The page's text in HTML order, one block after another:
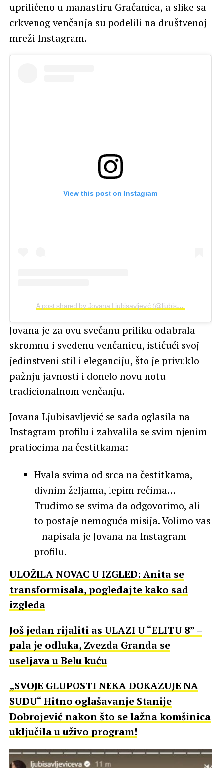
upriličeno u manastiru Gračanica, a slike sa
crkvenog venčanja su podelili na društvenoj
mreži Instagram.
View this post on Instagram
A post shared by Jovana Ljubisavljević (@ljubisavljeviceva)
Jovana je za ovu svečanu priliku odabrala
skromnu i svedenu venčanicu, ističući svoj
jedinstveni stil i eleganciju, što je privuklo
pažnju javnosti i donelo novu notu
tradicionalnom venčanju.
Jovana Ljubisavljević se sada oglasila na
Instagram profilu i zahvalila se svim njenim
pratiocima na čestitkama:
Hvala svima od srca na čestitkama,
divnim željama, lepim rečima…
Trudimo se svima da odgovorimo, ali
to postaje nemoguća misija. Volimo vas
– napisala je Jovana na Instagram
profilu.
ULOŽILA NOVAC U IZGLED: Anita se
transformisala, pogledajte kako sad
izgleda
Još jedan rijaliti as ULAZI U “ELITU 8” –
pala je odluka, Zvezda Granda se
useljava u Belu kuću
„SVOJE GLUPOSTI NEKA DOKAZUJE NA
SUDU“ Hitno oglašavanje Stanije
Dobrojević nakon što se lažna komšinica
uključila u uživo program!